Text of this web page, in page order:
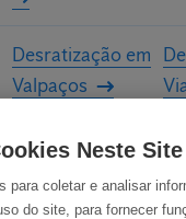
Desratização em
Valpaços
Desratização em
Vila Nova da
Neste Site
para coletar e analisar
do site, para fornecer